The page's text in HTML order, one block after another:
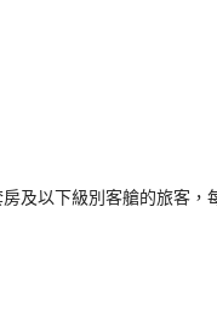
及以下級別客艙的旅客